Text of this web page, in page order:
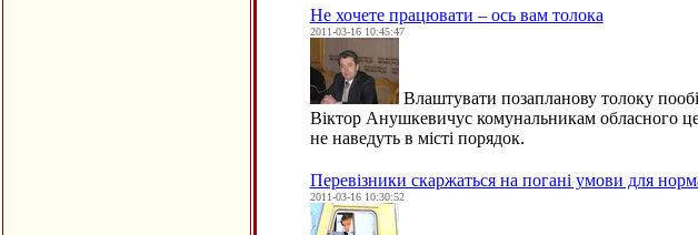
Не хочете працювати – ось вам толока
2011-03-16 10:45:47
Влаштувати позапланову толоку
Віктор Анушкевичус комунальникам обласного
не наведуть в місті порядок.
Перевізники скаржаться на погані умови для
2011-03-16 10:30:52